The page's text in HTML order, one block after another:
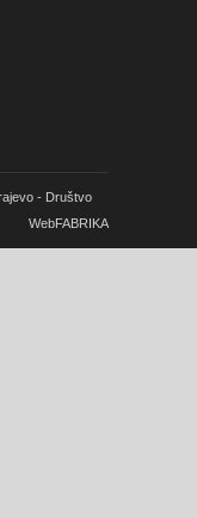
- Društvo
WebFABRIKA